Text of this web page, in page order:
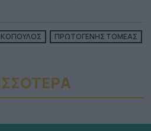
ΠΡΩΤΟΓΕΝΗΣ ΤΟΜΕΑΣ